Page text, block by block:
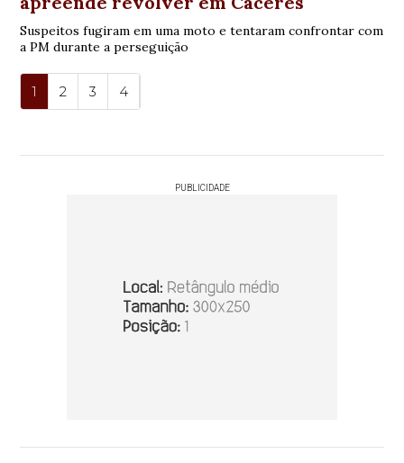
Suspeitos fugiram em uma moto e tentaram confrontar com
a PM durante a perseguição
1 2 3 4
PUBLICIDADE